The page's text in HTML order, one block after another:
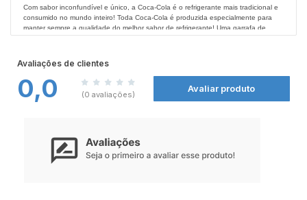
Com sabor inconfundível e único, a Coca-Cola é o refrigerante mais tradicional e
consumido no mundo inteiro! Toda Coca-Cola é produzida especialmente para
manter sempre a qualidade do melhor sabor de refrigerante! Uma garrafa de
Coca-Cola é perfeita para compartilhar os melhores momentos da vida com
acidulante ácido fosfórico e aroma natural.
Advertência:
Conservar em local fresco, seco e ao abrigo de luz.
Avaliações de clientes
0,0 (0 avaliações)
Avaliar produto